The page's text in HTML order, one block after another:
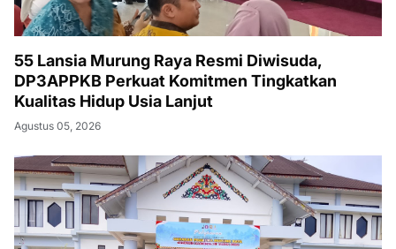
55 Lansia Murung Raya Resmi Diwisuda,
DP3APPKB Perkuat Komitmen Tingkatkan
Kualitas Hidup Usia Lanjut
Agustus 05, 2026